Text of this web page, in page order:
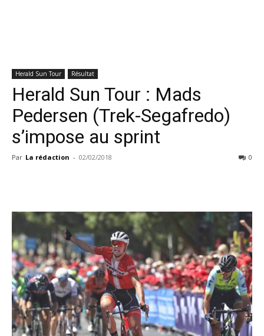
Herald Sun Tour Résultat
Herald Sun Tour : Mads
Pedersen (Trek-Segafredo)
s’impose au sprint
Par La rédaction - 02/02/2018 0